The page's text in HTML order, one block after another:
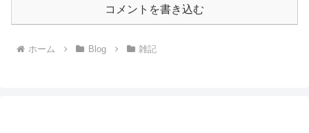
コメントを書き込む
ホーム Blog 雑記